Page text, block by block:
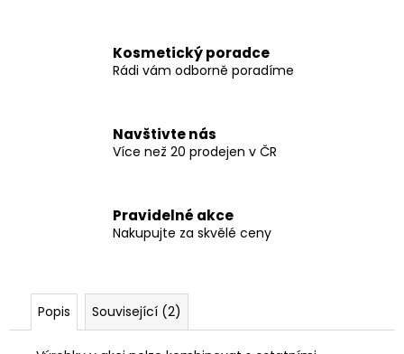
Kosmetický poradce
Rádi vám odborně poradíme
Navštivte nás
Více než 20 prodejen v ČR
Pravidelné akce
Nakupujte za skvělé ceny
Popis Související (2)